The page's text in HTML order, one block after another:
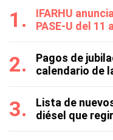
IFARHU
PASE-U del 11
Pagos de
calendario de
Lista de
diésel que